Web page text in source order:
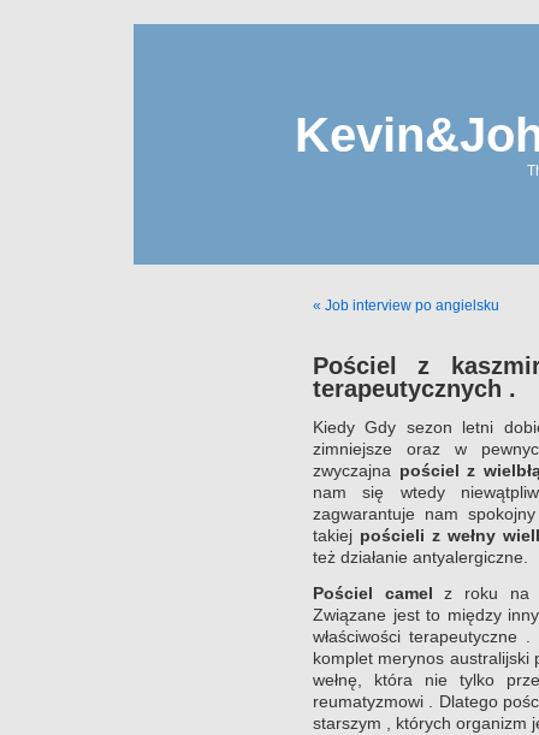
« Job interview po angielsku
Pościel z
terapeutycznych .
Kiedy Gdy sezon letni
zimniejsze oraz w
zwyczajna pościel z
nam się wtedy
zagwarantuje nam
takiej pościeli z wełny
też działanie antyalergiczne.
Pościel camel z roku na
Związane jest to między
właściwości terapeutyczne
komplet merynos australijski
wełnę, która nie tylko
reumatyzmowi . Dlatego
starszym , których organizm